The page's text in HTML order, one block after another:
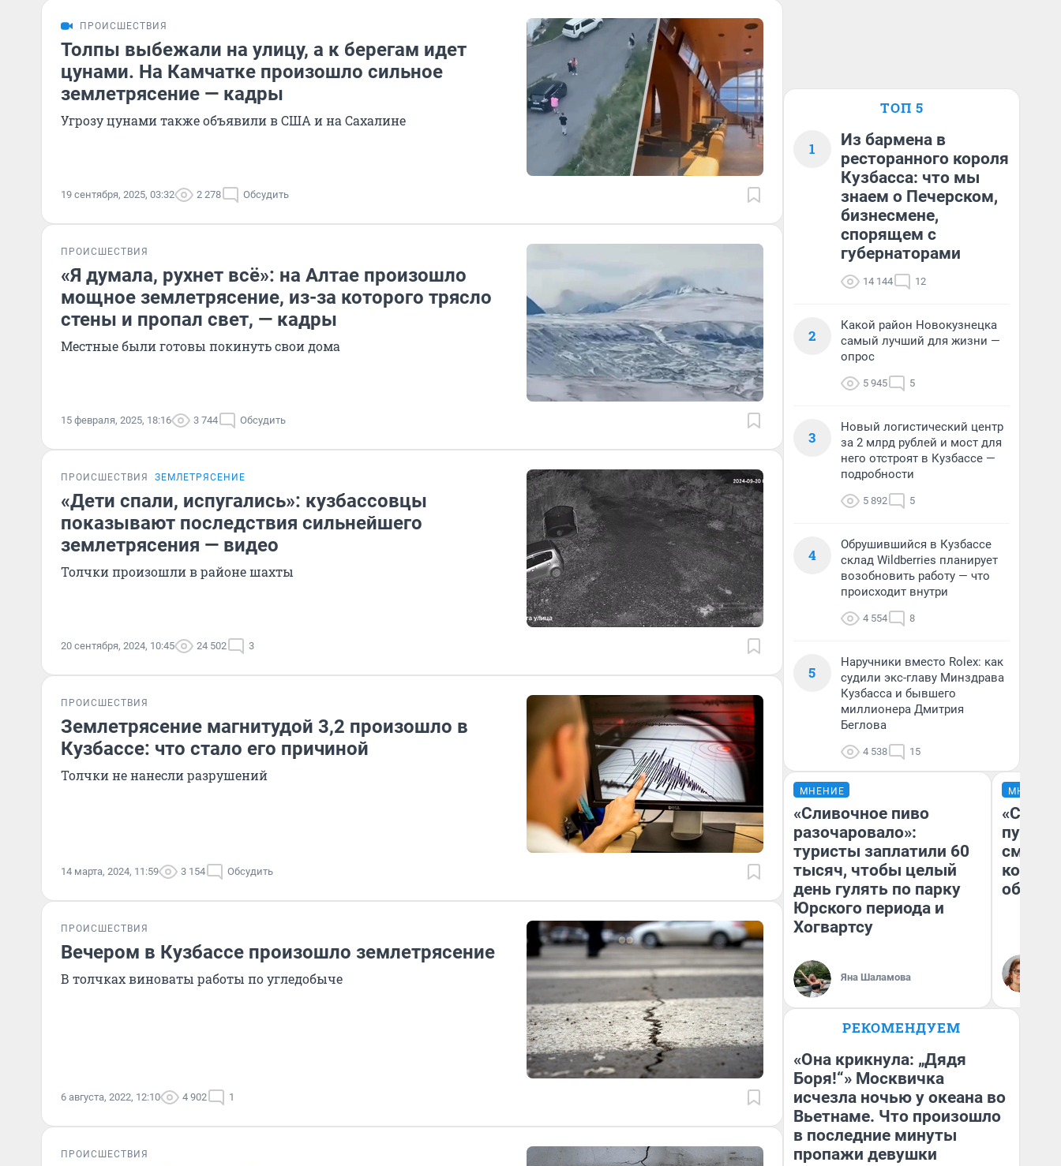
ПРОИСШЕСТВИЯ
Толпы выбежали на улицу, а к берегам идет
цунами. На Камчатке произошло сильное
землетрясение — кадры
Угрозу цунами также объявили в США и на Сахалине
19 сентября, 2025, 03:32 2 278 Обсудить
ПРОИСШЕСТВИЯ
«Я думала, рухнет всё»: на Алтае произошло
мощное землетрясение, из-за которого трясло
стены и пропал свет, — кадры
Местные были готовы покинуть свои дома
15 февраля, 2025, 18:16 3 744 Обсудить
ПРОИСШЕСТВИЯ ЗЕМЛЕТРЯСЕНИЕ
«Дети спали, испугались»: кузбассовцы
показывают последствия сильнейшего
землетрясения — видео
Толчки произошли в районе шахты
20 сентября, 2024, 10:45 24 502 3
ПРОИСШЕСТВИЯ
Землетрясение магнитудой 3,2 произошло в
Кузбассе: что стало его причиной
Толчки не нанесли разрушений
14 марта, 2024, 11:59 3 154 Обсудить
ПРОИСШЕСТВИЯ
Вечером в Кузбассе произошло землетрясение
В толчках виноваты работы по угледобыче
6 августа, 2022, 12:10 4 902 1
ПРОИСШЕСТВИЯ
ТОП 5
1
Из бармена в
ресторанного короля
Кузбасса: что мы
знаем о Печерском,
бизнесмене,
спорящем с
губернаторами
14 144 12
2
Какой район Новокузнецка
самый лучший для жизни —
опрос
5 945 5
3
Новый логистический центр
за 2 млрд рублей и мост для
него отстроят в Кузбассе —
подробности
5 892 5
4
Обрушившийся в Кузбассе
склад Wildberries планирует
возобновить работу — что
происходит внутри
4 554 8
5
Наручники вместо Rolex: как
судили экс-главу Минздрава
Кузбасса и бывшего
миллионера Дмитрия
Беглова
4 538 15
МНЕНИЕ
«Сливочное пиво
разочаровало»:
туристы заплатили 60
тысяч, чтобы целый
день гулять по парку
Юрского периода и
Хогвартсу
Яна Шаламова
МНЕНИЕ
РЕКОМЕНДУЕМ
«Она крикнула: „Дядя
Боря!“» Москвичка
исчезла ночью у океана во
Вьетнаме. Что произошло
в последние минуты
пропажи девушки